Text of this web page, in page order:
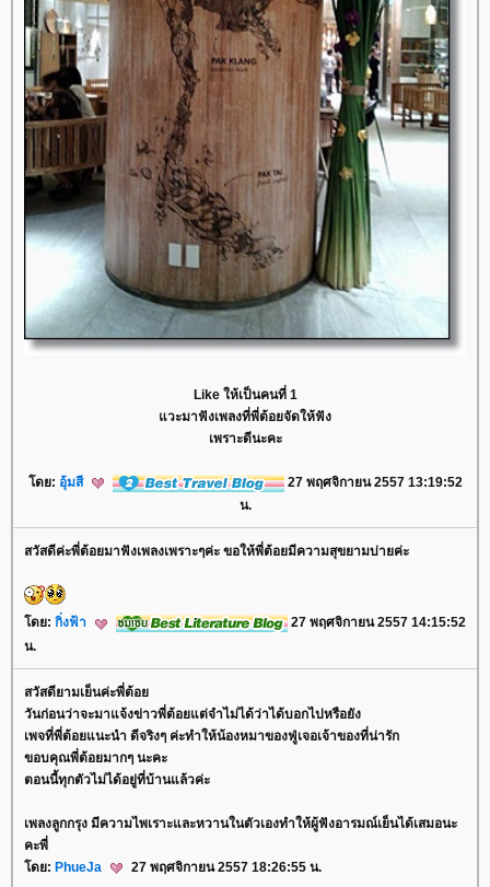
Like ให้เป็นคนที่ 1
วะมาฟังเพลงที่พี่ต้อยจัดให้ฟัง
เพราะดีนะคะ
ดย: อุ้มสี
27 พฤศจิกายน 2557 13:19:52
น.
สวัสดีค่ะพี่ต้อยมาฟังเพลงเพราะๆค่ะ ขอให้พี่ต้อยมีความสุขยามบ่ายค่ะ
ดย: กิ่งฟ้า
27 พฤศจิกายน 2557 14:15:52
น.
สวัสดียามเย็นค่ะพี่ต้อ
วันก่อนว่าจะมาแจ้งข่าวพี่ต้อยแต่จำไม่ได้ว่าได้บอกไปหรือยัง
เพจที่พี่ต้อยแนะนำ ดีจริงๆ ค่ะทำให้น้องหมาของฟู่เจอเจ้าของที่น่ารัก
ขอบคุณพี่ต้อยมากๆ นะคะ
ตอนนี้ทุกตัวไม่ได้อยู่ที่บ้านแล้วค่ะ
เพลงลูกกรุง มีความไพเราะและหวานในตัวเองทำให้ผู้ฟังอารมณ์เย็นได้เสมอนะ
คะพี่
ดย: PhueJa 27 พฤศจิกายน 2557 18:26:55 น.